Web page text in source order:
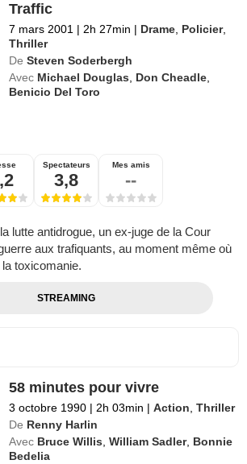
Traffic
7 mars 2001 | 2h 27min | Drame, Policier,
Thriller
De Steven Soderbergh
Avec Michael Douglas, Don Cheadle,
Benicio Del Toro
Spectateurs
3,8
Mes amis
--
lutte antidrogue, un ex-juge de la Cour
aux trafiquants, au moment même où
toxicomanie.
STREAMING
58 minutes pour vivre
3 octobre 1990 | 2h 03min | Action,Thriller
De Renny Harlin
Avec Bruce Willis,William Sadler, Bonnie
Bedelia